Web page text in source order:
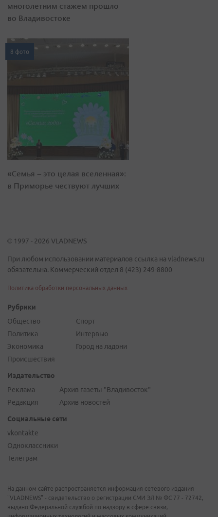
многолетним стажем прошло
во Владивостоке
8 фото
«Семья – это целая вселенная»:
в Приморье чествуют лучших
© 1997 - 2026 VLADNEWS
При любом использовании материалов ссылка на vladnews.ru
обязательна. Коммерческий отдел 8 (423) 249-8800
Политика обработки персональных данных
Рубрики
Общество
Политика
Экономика
Происшествия
Спорт
Интервью
Город на ладони
Издательство
Реклама
Редакция
Архив газеты "Владивосток"
Архив новостей
Социальные сети
vkontakte
Одноклассники
Телеграм
На данном сайте распространяется информация сетевого издания
"VLADNEWS" - свидетельство о регистрации СМИ ЭЛ № ФС 77 - 72742,
выдано Федеральной службой по надзору в сфере связи,